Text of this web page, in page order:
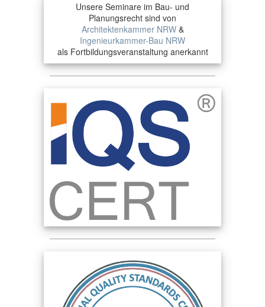
Unsere Seminare im Bau- und
Planungsrecht sind von
Architektenkammer NRW&
Ingenieurkammer-Bau NRW
als Fortbildungsveranstaltung anerkannt